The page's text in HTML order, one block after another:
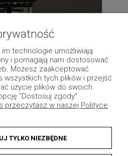
„Padwa” –
technologie umożliwiają
i pomagają nam dostosować
Możesz zaakceptować
wszystkich tych plików i przejść
użycie plików do swoich
"Dostosuj zgody".
przeczytasz w naszej Polityce
TYLKO NIEZBĘDNE